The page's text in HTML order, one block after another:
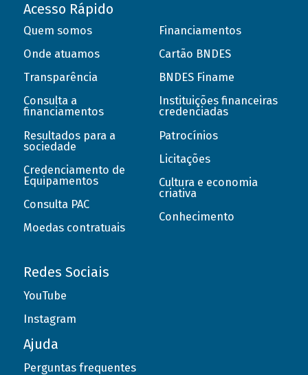
Acesso Rápido
Quem somos
Onde atuamos
Transparência
Consulta a
financiamentos
Resultados para a
sociedade
Credenciamento de
Equipamentos
Consulta PAC
Moedas contratuais
Financiamentos
Cartão BNDES
BNDES Finame
Instituições financeiras
credenciadas
Patrocínios
Licitações
Cultura e economia
criativa
Conhecimento
Redes Sociais
YouTube
Instagram
Ajuda
Perguntas frequentes